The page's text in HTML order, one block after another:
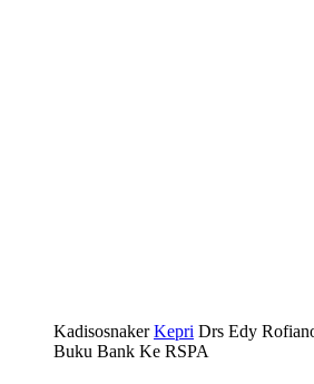
KadisosnakerKepri Drs Edy
Buku Bank Ke RSPA